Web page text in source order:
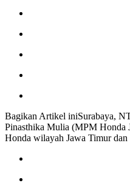
Bagikan Artikel iniSurabaya,
Pinasthika Mulia (MPM Honda
Honda wilayah Jawa Timur dan